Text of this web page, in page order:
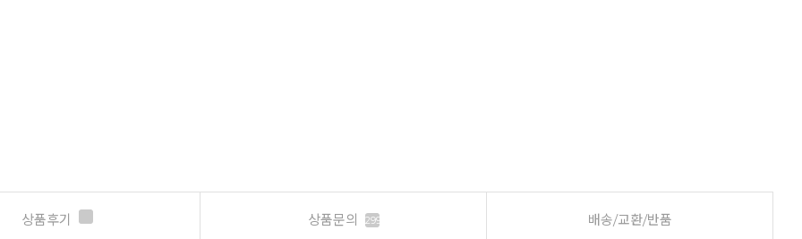
상품후기 상품문의 299 배송/교환/반품